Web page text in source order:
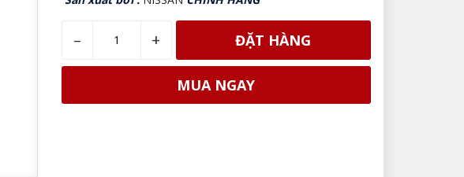
– + ĐẶT HÀNG
MUA NGAY